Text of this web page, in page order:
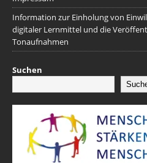
Information zur Einholung von
digitaler Lernmittel und die
Tonaufnahmen
Suchen